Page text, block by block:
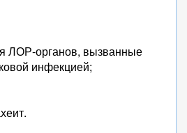
ЛОР-органов, вызванные
инфекцией;